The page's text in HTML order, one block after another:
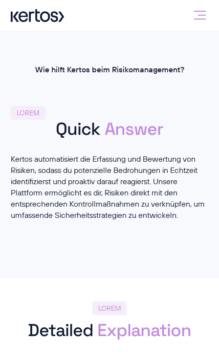
Wie hilft Kertos beim Risikomanagement?
LOREM
Quick Answer
Kertos automatisiert die Erfassung und Bewertung von
Risiken, sodass du potenzielle Bedrohungen in Echtzeit
identifizierst und proaktiv darauf reagierst. Unsere
Plattform ermöglicht es dir, Risiken direkt mit den
entsprechenden Kontrollmaßnahmen zu verknüpfen, um
umfassende Sicherheitsstrategien zu entwickeln.
LOREM
Detailed Explanation